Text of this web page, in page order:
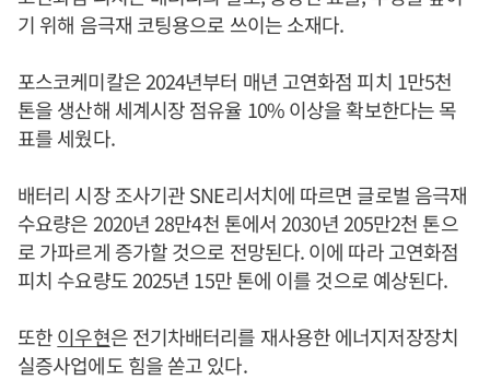
기 위해 음극재 코팅용으로 쓰이는 소재다.
포스코케미칼은 2024년부터 매년 고연화점 피치 1만5천
톤을 생산해 세계시장 점유율 10% 이상을 확보한다는 목
표를 세웠다.
배터리 시장 조사기관 SNE리서치에 따르면 글로벌 음극재
수요량은 2020년 28만4천 톤에서 2030년 205만2천 톤으
로 가파르게 증가할 것으로 전망된다. 이에 따라 고연화점
피치 수요량도 2025년 15만 톤에 이를 것으로 예상된다.
또한이우현은 전기차배터리를 재사용한 에너지저장장치
실증사업에도 힘을 쏟고 있다.